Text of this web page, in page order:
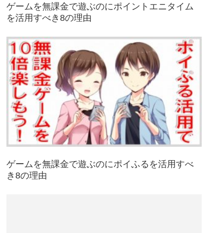
ゲームを無課金で遊ぶのにポイントエニタイム
を活用すべき8の理由
ゲームを無課金で遊ぶのにポイふるを活用すべ
き8の理由